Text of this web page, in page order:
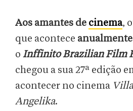
Aos amantes de cinema,
que acontece
o Inffinito Brazilian Film
chegou a sua 27ª edição
acontecer no cinema
Angelika.